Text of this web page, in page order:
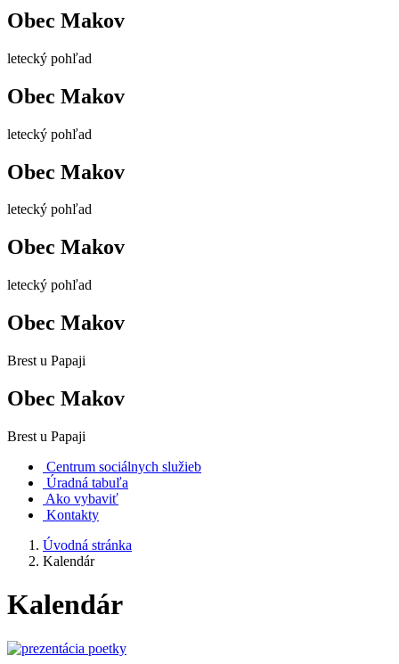
Obec Makov
letecký pohľad
Obec Makov
letecký pohľad
Obec Makov
letecký pohľad
Obec Makov
letecký pohľad
Obec Makov
Brest u Papaji
Obec Makov
Brest u Papaji
Centrum sociálnych služieb
Úradná tabuľa
Ako vybaviť
Kontakty
Úvodná stránka
Kalendár
Kalendár